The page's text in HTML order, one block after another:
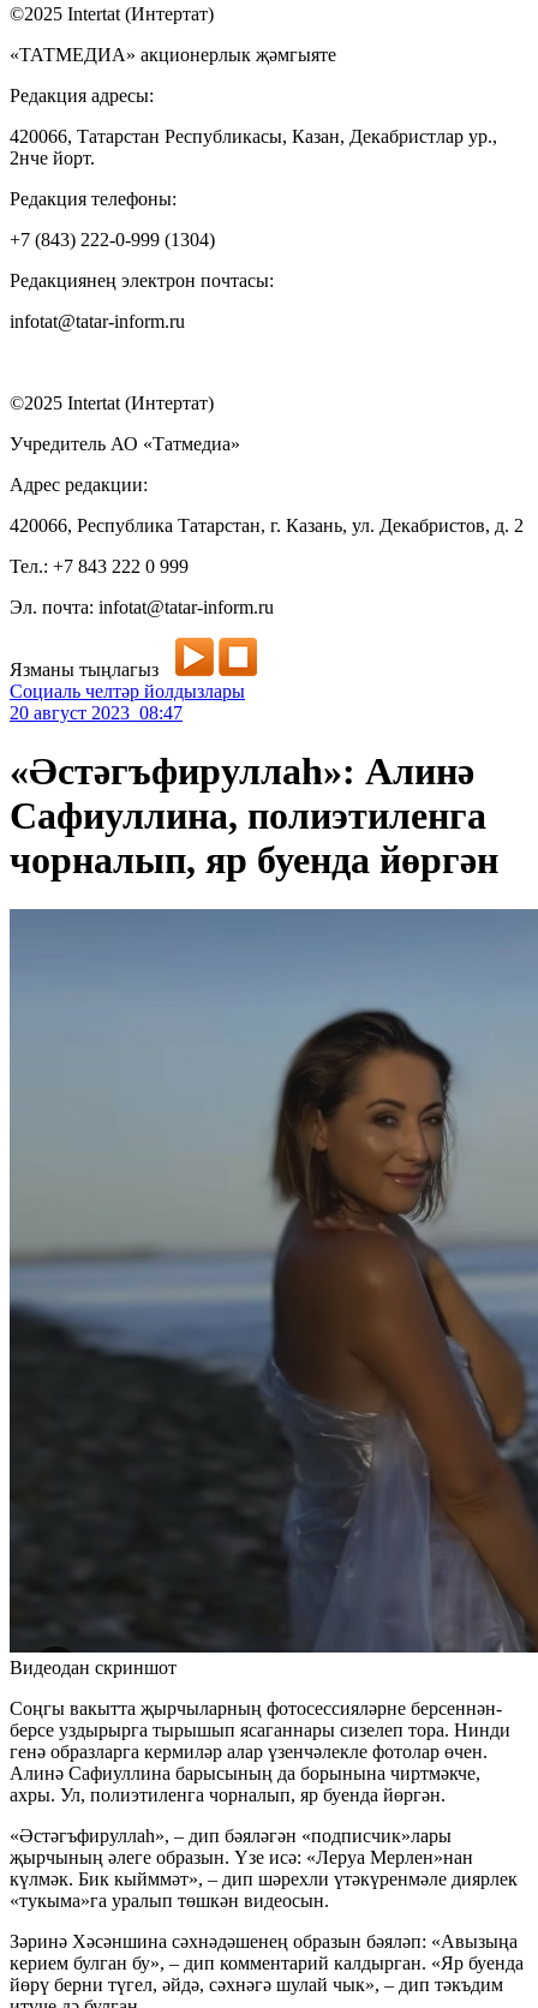
©2025 Intertat (Интертат)
«ТАТМЕДИА» акционерлык җәмгыяте
Редакция адресы:
420066, Татарстан Республикасы, Казан, Декабристлар ур.,
2нче йорт.
Редакция телефоны:
+7 (843) 222-0-999 (1304)
Редакциянең электрон почтасы:
infotat@tatar-inform.ru
©2025 Intertat (Интертат)
Учредитель АО «Татмедиа»
Адрес редакции:
420066, Республика Татарстан, г. Казань, ул. Декабристов, д. 2
Тел.: +7 843 222 0 999
Эл. почта: infotat@tatar-inform.ru
Язманы тыңлагыз
Социаль челтәр йолдызлары
20 август 2023 08:47
«Әстәгъфируллаһ»: Алинә
Сафиуллина, полиэтиленга
чорналып, яр буенда йөргән
Видеодан скриншот
Соңгы вакытта җырчыларның фотосессияләрне берсеннән-
берсе уздырырга тырышып ясаганнары сизелеп тора. Нинди
генә образларга кермиләр алар үзенчәлекле фотолар өчен.
Алинә Сафиуллина барысының да борынына чиртмәкче,
ахры. Ул, полиэтиленга чорналып, яр буенда йөргән.
«Әстәгъфируллаһ», – дип бәяләгән «подписчик»лары
җырчының әлеге образын. Үзе исә: «Леруа Мерлен»нан
күлмәк. Бик кыйммәт», – дип шәрехли үтәкүренмәле диярлек
«тукыма»га уралып төшкән видеосын.
Зәринә Хәсәншина сәхнәдәшенең образын бәяләп: «Авызыңа
керием булган бу», – дип комментарий калдырган. «Яр буенда
йөрү берни түгел, әйдә, сәхнәгә шулай чык», – дип тәкъдим